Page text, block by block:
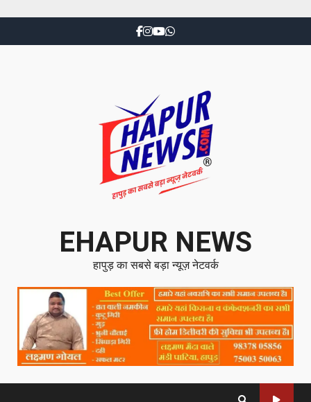
EHAPUR NEWS
हापुड़ का सबसे बड़ा न्यूज़ नेटवर्क